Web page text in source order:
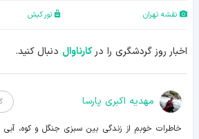
نقشه تهران تور کیش
اخبار روز گردشگری را درکارناوال دنبال کنید.
مهدیه اکبری پارسا
خاطرات خوبم از زندگی بین سبزی جنگل و کوه، آبی